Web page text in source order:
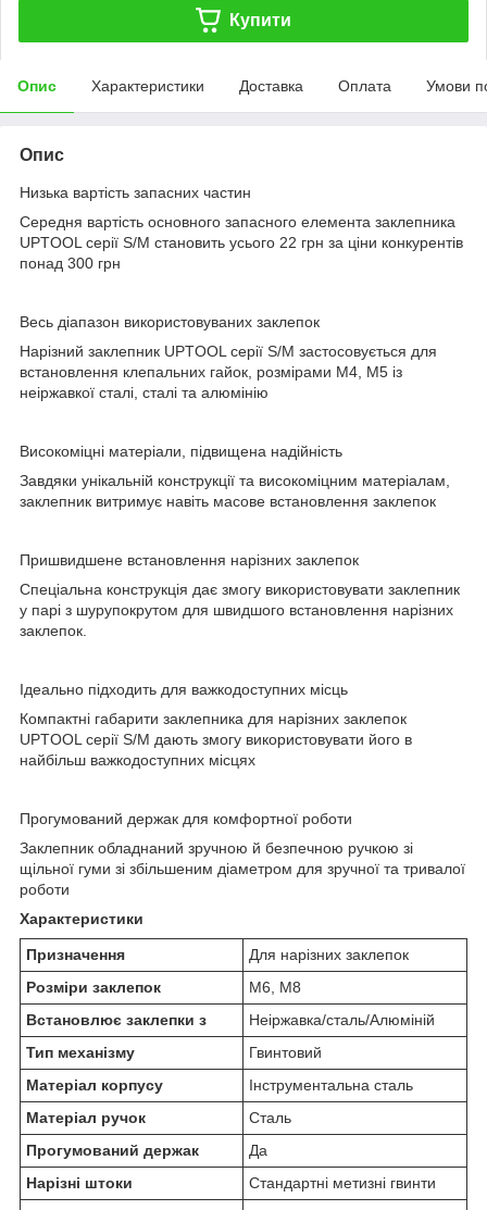
Купити
Опис Характеристики Доставка Оплата Умови
Опис
Низька вартість запасних частин
Середня вартість основного запасного елемента заклепника
UPTOOL серії S/M становить усього 22 грн за ціни конкурентів
понад 300 грн
Весь діапазон використовуваних заклепок
Нарізний заклепник UPTOOL серії S/M застосовується для
встановлення клепальних гайок, розмірами М4, М5 із
неіржавкої сталі, сталі та алюмінію
Високоміцні матеріали, підвищена надійність
Завдяки унікальній конструкції та високоміцним матеріалам,
заклепник витримує навіть масове встановлення заклепок
Пришвидшене встановлення нарізних заклепок
Спеціальна конструкція дає змогу використовувати заклепник
у парі з шурупокрутом для швидшого встановлення нарізних
заклепок.
Ідеально підходить для важкодоступних місць
Компактні габарити заклепника для нарізних заклепок
UPTOOL серії S/M дають змогу використовувати його в
найбільш важкодоступних місцях
Прогумований держак для комфортної роботи
Заклепник обладнаний зручною й безпечною ручкою зі
щільної гуми зі збільшеним діаметром для зручної та тривалої
роботи
Характеристики
Призначення
Для нарізних заклепок
Розміри заклепок
М6, М8
Встановлює заклепки з
Неіржавка/сталь/Алюміній
Тип механізму
Гвинтовий
Матеріал корпусу
Інструментальна сталь
Матеріал ручок
Сталь
Прогумований держак
Да
Нарізні штоки
Стандартні метизні гвинти